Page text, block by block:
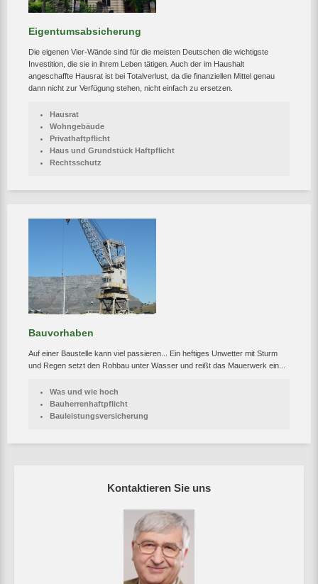
Kontaktieren Sie uns
Eigentumsabsicherung
Die eigenen Vier-Wände sind für die meisten Deutschen die wichtigste
Investition, die sie in ihrem Leben tätigen. Auch der im Haushalt
angeschaffte Hausrat ist bei Totalverlust, da die finanziellen Mittel genau
dann nicht zur Verfügung stehen, nicht einfach zu ersetzen.
Hausrat
Wohngebäude
Privathaftpflicht
Haus und Grundstück Haftpflicht
Rechtsschutz
Bauvorhaben
Auf einer Baustelle kann viel passieren... Ein heftiges Unwetter mit Sturm
und Regen setzt den Rohbau unter Wasser und reißt das Mauerwerk ein...
Was und wie hoch
Bauherrenhaftpflicht
Bauleistungsversicherung